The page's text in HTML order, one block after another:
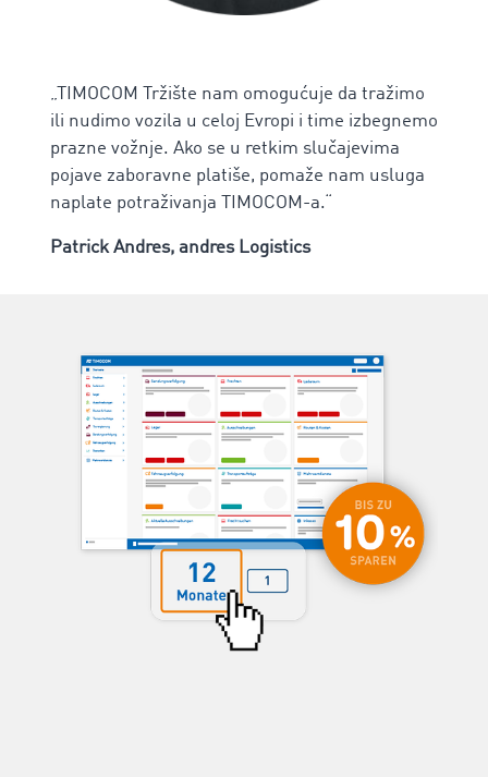
„TIMOCOM Tržište nam omogućuje da tražimo
ili nudimo vozila u celoj Evropi i time izbegnemo
prazne vožnje. Ako se u retkim slučajevima
pojave zaboravne platiše, pomaže nam usluga
naplate potraživanja TIMOCOM-a.“
Patrick Andres, andres Logistics